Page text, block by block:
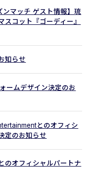
ンマッチ ゲスト情報】琉
コット『ゴーディー』
知らせ
ームデザイン決定のお
とのオフィシ
定のお知らせ
のオフィシャルパートナ